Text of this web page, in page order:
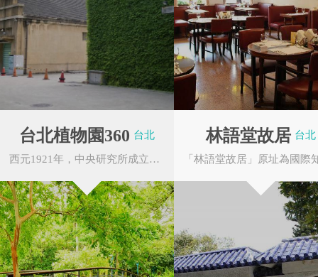
台北植物園360 台北
西元1921年，中央研究所成立，接管林業試驗場，另設林業部，苗圃正式改名為植物園，除繼續原...
林語堂故居 台北